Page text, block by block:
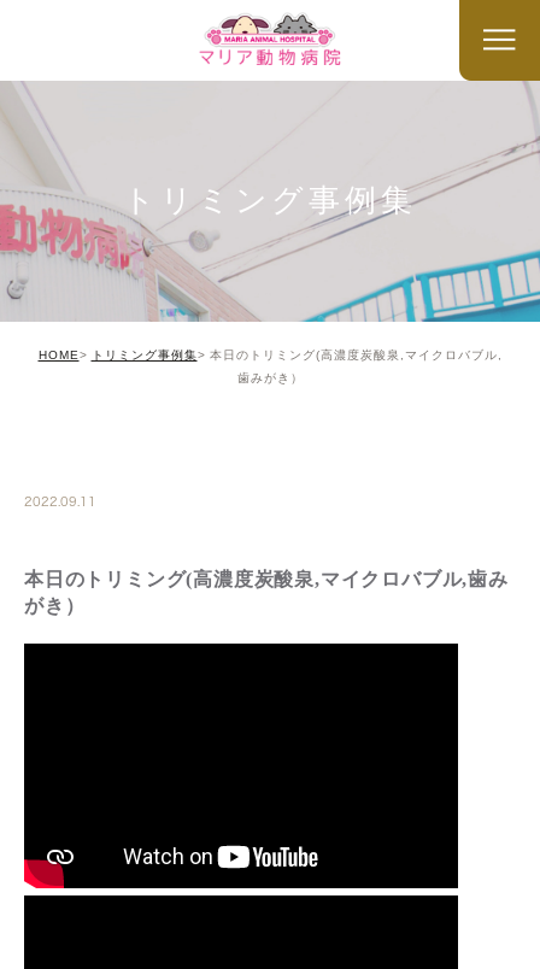
トリミング事例集
HOME トリミング事例集
本日のトリミング(高濃度炭酸泉,マイクロバブル,
歯みがき）
2022.09.11
本日のトリミング(高濃度炭酸泉,マイクロバブル,歯み
がき）